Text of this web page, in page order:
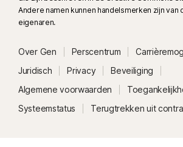
Andere namen kunnen handelsmerken zijn van
eigenaren.
Over Gen Perscentrum
Juridisch
Privacy
Beveiliging
Algemene voorwaarden
Systeemstatus
Terugtrekken uit